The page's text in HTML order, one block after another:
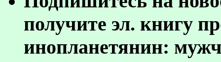
получите эл. книгу
инопланетянин: